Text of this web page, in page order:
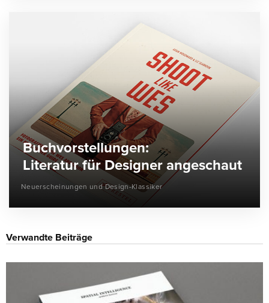
Buchvorstellungen:
Literatur für Designer angeschaut
Neuerscheinungen und Design-Klassiker
Verwandte Beiträge